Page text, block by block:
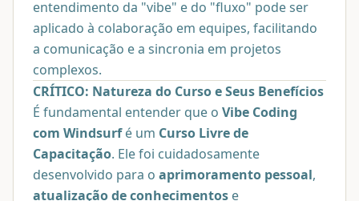
entendimento da "vibe" e do "fluxo" pode ser
aplicado à colaboração em equipes, facilitando
a comunicação e a sincronia em projetos
complexos.
CRÍTICO: Natureza do Curso e Seus Benefícios
É fundamental entender que o Vibe Coding
com Windsurfé um Curso Livre de
Capacitação. Ele foi cuidadosamente
desenvolvido para o aprimoramento pessoal,
atualização de conhecimentos e